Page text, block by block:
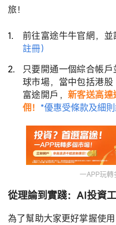
旅！
前往富途牛牛官網，並
註冊）
只要開通一個綜合帳
球市場，當中包括港
富途開戶， 新客送高達
佣！ *優惠受條款及細則
一APP玩轉
從理論到實踐：AI投資
為了幫助大家更好掌握使